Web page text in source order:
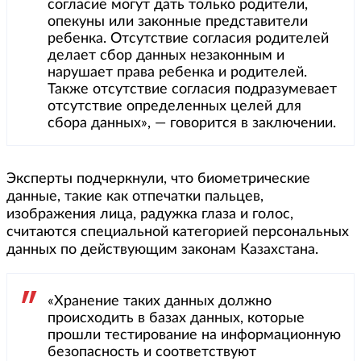
согласие могут дать только родители,
опекуны или законные представители
ребенка. Отсутствие согласия родителей
делает сбор данных незаконным и
нарушает права ребенка и родителей.
Также отсутствие согласия подразумевает
отсутствие определенных целей для
сбора данных», — говорится в заключении.
Эксперты подчеркнули, что биометрические
данные, такие как отпечатки пальцев,
изображения лица, радужка глаза и голос,
считаются специальной категорией персональных
данных по действующим законам Казахстана.
«Хранение таких данных должно
происходить в базах данных, которые
прошли тестирование на информационную
безопасность и соответствуют